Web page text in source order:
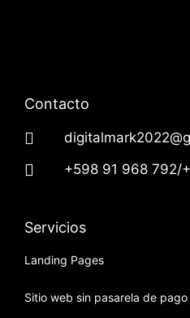
Contacto
+598 91 968 792/
Servicios
Landing Pages
Sitio web sin pasarela de pago